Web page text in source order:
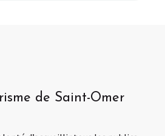
de Saint-Omer